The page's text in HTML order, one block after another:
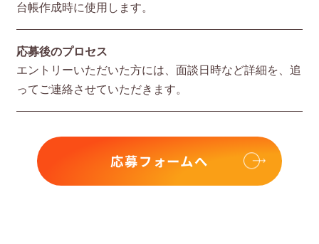
台帳作成時に使⽤します。
応募後のプロセス
エントリーいただいた⽅には、⾯談⽇時など詳細を、追
ってご連絡させていただきます。
応募フォームへ